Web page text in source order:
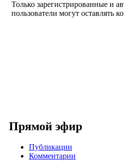
Только зарегистрированные и
пользователи могут оставлять
Прямой эфир
Публикации
Комментарии